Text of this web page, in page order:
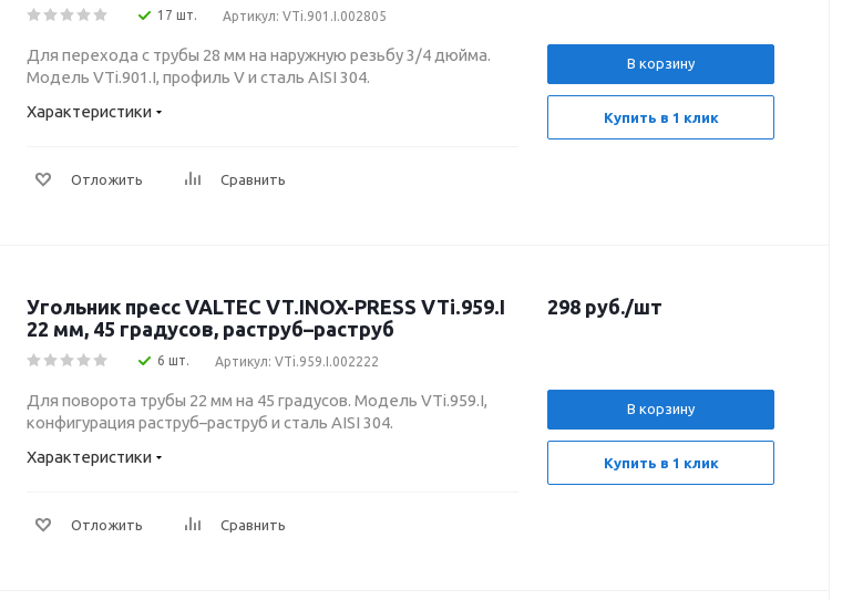
17 шт. Артикул: VTi.901.I.002805
Для перехода с трубы 28 мм на наружную резьбу 3/4 дюйма.
Модель VTi.901.I, профиль V и сталь AISI 304.
Характеристики
Отложить Сравнить
В корзину
Купить в 1 клик
Угольник пресс VALTEC VT.INOX-PRESS VTi.959.I
22 мм, 45 градусов, раструб–раструб
6 шт. Артикул: VTi.959.I.002222
Для поворота трубы 22 мм на 45 градусов. Модель VTi.959.I,
конфигурация раструб–раструб и сталь AISI 304.
Характеристики
Отложить Сравнить
298 руб./шт
В корзину
Купить в 1 клик